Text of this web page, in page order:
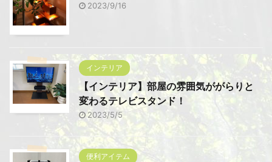
2023/9/16
インテリア
【インテリア】部屋の雰囲気ががらりと
変わるテレビスタンド！
2023/5/5
便利アイテム